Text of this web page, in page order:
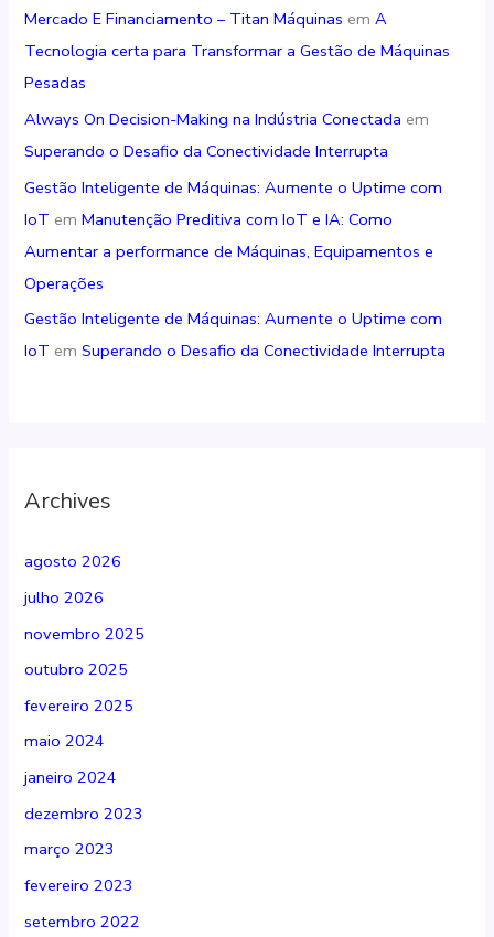
Mercado E Financiamento – Titan Máquinas emA
Tecnologia certa para Transformar a Gestão de Máquinas
Pesadas
Always On Decision-Making na Indústria Conectada em
Superando o Desafio da Conectividade Interrupta
Gestão Inteligente de Máquinas: Aumente o Uptime com
IoT emManutenção Preditiva com IoT e IA: Como
Aumentar a performance de Máquinas, Equipamentos e
Operações
Gestão Inteligente de Máquinas: Aumente o Uptime com
IoT emSuperando o Desafio da Conectividade Interrupta
Archives
agosto 2026
julho 2026
novembro 2025
outubro 2025
fevereiro 2025
maio 2024
janeiro 2024
dezembro 2023
março 2023
fevereiro 2023
setembro 2022